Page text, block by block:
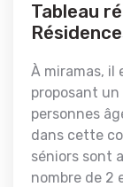
Tableau
À miramas, il
proposant
personnes
dans cette
séniors sont
nombre de 2